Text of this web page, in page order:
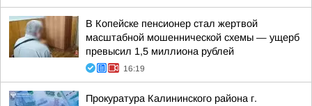
В Копейске пенсионер стал жертвой
масштабной мошеннической схемы — ущерб
превысил 1,5 миллиона рублей
16:19
Прокуратура Калининского района г.